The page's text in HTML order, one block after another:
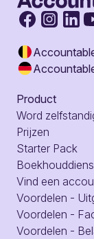
Product
Word
Prijzen
Starter Pack
Vind een
Voordelen -
Voordelen -
Voordelen -